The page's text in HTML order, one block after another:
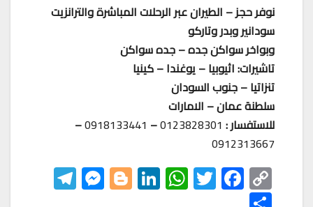
نوفر حجز – الطيران عبر الرحلات المباشرة والترانزيت
سودانير وبدر وتاركو
وبواخر سواكن جده – جده سواكن
تاشيرات: اثيوبيا – يوغندا – كينيا
تنزاتيا – جنوب السودان
سلطنة عمان – الامارات
للاستفسار : 0123828301
–
0918133441
–
0912313667
C
F
T
W
Li
Bl
M